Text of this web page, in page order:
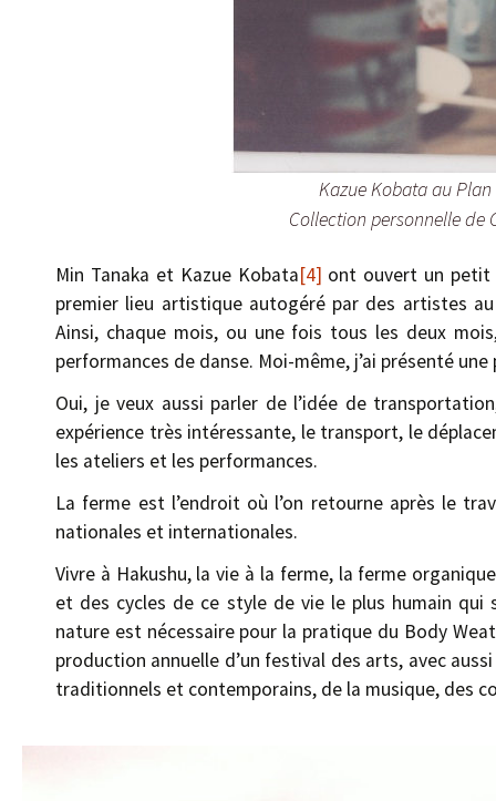
Kazue Kobata au Plan
Collection personnelle de
Min Tanaka et Kazue Kobata[4] ont ouvert un petit
premier lieu artistique autogéré par des artistes
Ainsi, chaque mois, ou une fois tous les deux
performances de danse. Moi-même, j’ai présenté
Oui, je veux aussi parler de l’idée de
expérience très intéressante, le transport, le
les ateliers et les performances.
La ferme est l’endroit où l’on retourne après le
nationales et internationales.
Vivre à Hakushu, la vie à la ferme, la ferme
et des cycles de ce style de vie le plus humain
nature est nécessaire pour la pratique du Body
production annuelle d’un festival des arts, avec
traditionnels et contemporains, de la musique, des